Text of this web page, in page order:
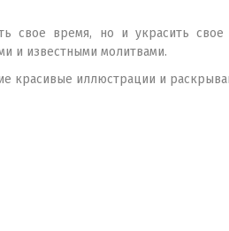
свое время, но и украсить
и известными молитвами.
красивые иллюстрации и